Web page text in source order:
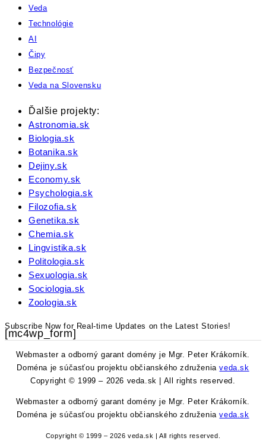
Veda
Technológie
AI
Čipy
Bezpečnosť
Veda na Slovensku
Ďalšie projekty:
Astronomia.sk
Biologia.sk
Botanika.sk
Dejiny.sk
Economy.sk
Psychologia.sk
Filozofia.sk
Genetika.sk
Chemia.sk
Lingvistika.sk
Politologia.sk
Sexuologia.sk
Sociologia.sk
Zoologia.sk
Subscribe Now for Real-time Updates on the Latest Stories!
[mc4wp_form]
Webmaster a odborný garant domény je Mgr. Peter Krákorník.
Doména je súčasťou projektu občianského združeniaveda.sk
Copyright © 1999 – 2026 veda.sk | All rights reserved.
Webmaster a odborný garant domény je Mgr. Peter Krákorník.
Doména je súčasťou projektu občianského združeniaveda.sk
Copyright © 1999 – 2026 veda.sk | All rights reserved.